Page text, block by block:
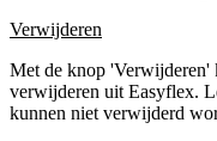
Verwijderen
Met de knop 'Verwijderen'
verwijderen uit Easyflex.
kunnen niet verwijderd